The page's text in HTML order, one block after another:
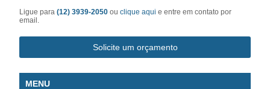
Ligue para(12) 3939-2050ouclique aqui e entre em contato por
email.
Solicite um orçamento
MENU